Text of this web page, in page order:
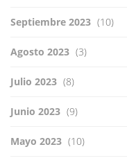
Septiembre 2023 (10)
Agosto 2023 (3)
Julio 2023 (8)
Junio 2023 (9)
Mayo 2023 (10)